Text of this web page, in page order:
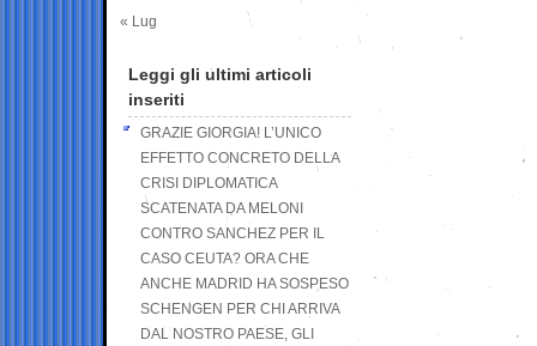
« Lug
Leggi gli ultimi articoli
inseriti
GRAZIE GIORGIA! L’UNICO
EFFETTO CONCRETO DELLA
CRISI DIPLOMATICA
SCATENATA DA MELONI
CONTRO SANCHEZ PER IL
CASO CEUTA? ORA CHE
ANCHE MADRID HA SOSPESO
SCHENGEN PER CHI ARRIVA
DAL NOSTRO PAESE, GLI